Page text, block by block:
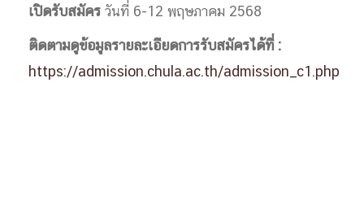
เปิดรับสมัครวันที่ 6-12 พฤษภาคม 2568
ติดตามดูข้อมูลรายละเอียดการรับสมัครได้ที่ :
https://admission.chula.ac.th/admission_c1.php